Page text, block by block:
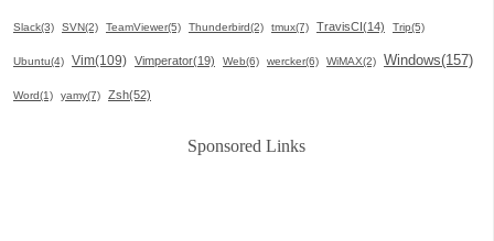
Slack(3) SVN(2) TeamViewer(5) Thunderbird(2) tmux(7) TravisCI(14) Trip(5)
Ubuntu(4) Vim(109) Vimperator(19) Web(6) wercker(6) WiMAX(2) Windows(157)
Word(1) yamy(7) Zsh(52)
Sponsored Links